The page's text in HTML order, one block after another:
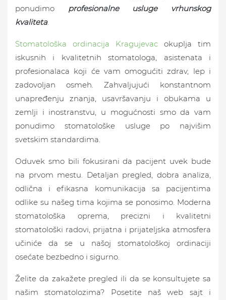
ponudimo profesionalne usluge vrhunskog
kvaliteta.
Stomatološka ordinacija Kragujevac okuplja tim
iskusnih i kvalitetnih stomatologa, asistenata i
profesionalaca koji će vam omogućiti zdrav, lep i
zadovoljan osmeh. Zahvaljujući konstantnom
unapređenju znanja, usavršavanju i obukama u
zemlji i inostranstvu, u mogućnosti smo da vam
ponudimo stomatološke usluge po najvišim
svetskim standardima.
Oduvek smo bili fokusirani da pacijent uvek bude
na prvom mestu. Detaljan pregled, dobra analiza,
odlična i efikasna komunikacija sa pacijentima
odlike su našeg tima kojima se ponosimo. Moderna
stomatološka oprema, precizni i kvalitetni
stomatološki radovi, prijatna i prijateljska atmosfera
učiniće da se u našoj stomatološkoj ordinaciji
osećate bezbedno i sigurno.
Želite da zakažete pregled ili da se konsultujete sa
našim stomatolozima? Posetite naš web sajt i